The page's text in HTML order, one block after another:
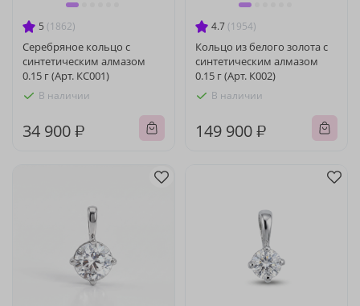
5 (1862)
Серебряное кольцо с
синтетическим алмазом
0.15 г (Арт. КС001)
В наличии
34 900 ₽
4.7 (1954)
Кольцо из белого золота с
синтетическим алмазом
0.15 г (Арт. К002)
В наличии
149 900 ₽